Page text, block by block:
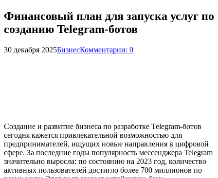
Финансовый план для запуска услуг по
созданию Telegram-ботов
30 декабря 2025БизнесКомментарии: 0
Создание и развитие бизнеса по разработке Telegram-ботов
сегодня кажется привлекательной возможностью для
предпринимателей, ищущих новые направления в цифровой
сфере. За последние годы популярность мессенджера Telegram
значительно выросла: по состоянию на 2023 год, количество
активных пользователей достигло более 700 миллионов по